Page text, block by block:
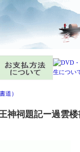
道）
神祠題記ー過雲